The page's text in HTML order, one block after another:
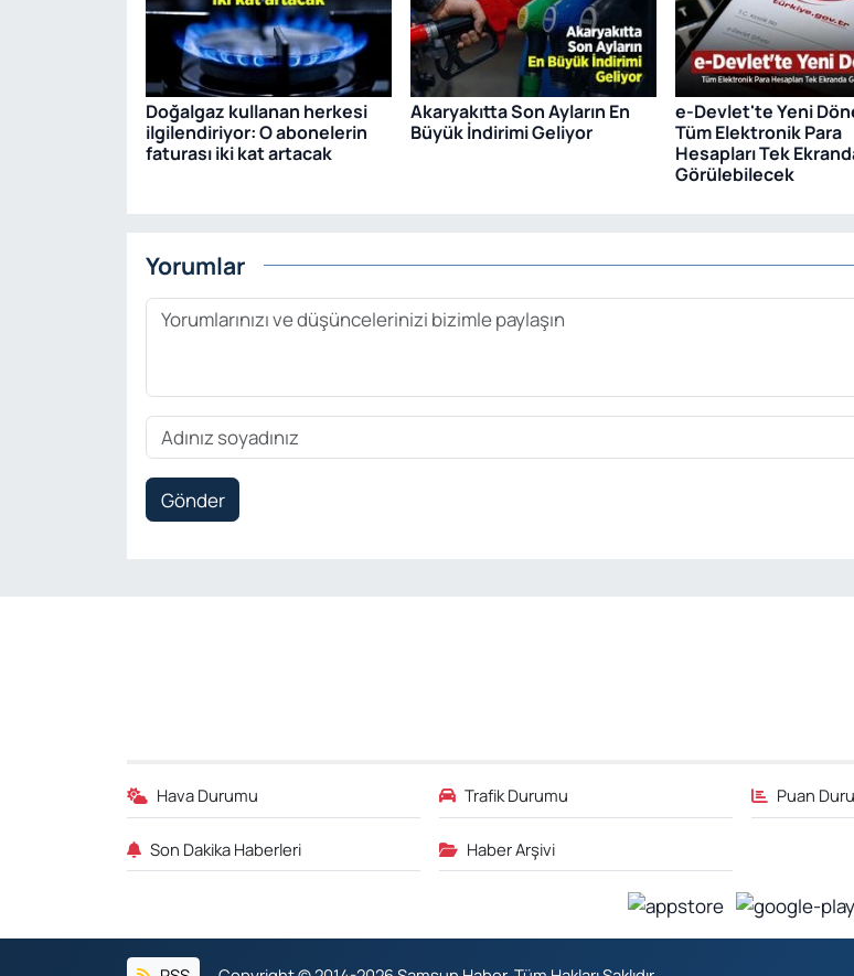
Doğalgaz kullanan herkesi
ilgilendiriyor: O abonelerin
faturası iki kat artacak
Akaryakıtta Son Ayların En
Büyük İndirimi Geliyor
e-Devlet'te Yeni
Tüm Elektronik Para
Hesapları Tek
Görülebilecek
Yorumlar
Gönder
Hava Durumu Trafik Durumu Puan
Son Dakika Haberleri Haber Arşivi